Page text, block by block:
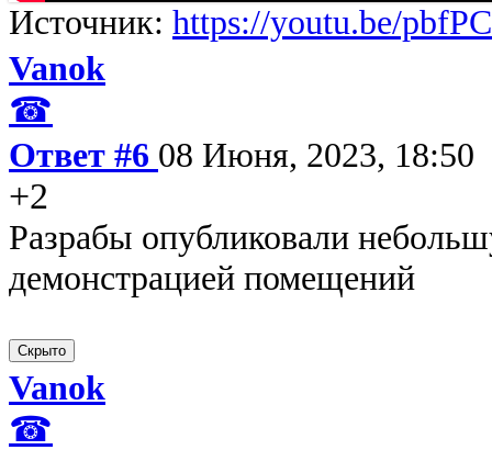
Источник: https://youtu.be/
Vanok
☎
Ответ #6 08 Июня, 2023, 18:50
+2
Разрабы опубликовали
демонстрацией помещений
Vanok
☎